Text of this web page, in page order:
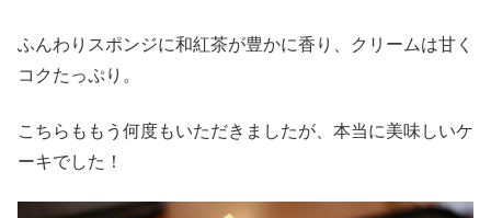
ふんわりスポンジに和紅茶が豊かに香り、クリームは甘く
コクたっぷり。
こちらももう何度もいただきましたが、本当に美味しいケ
ーキでした！